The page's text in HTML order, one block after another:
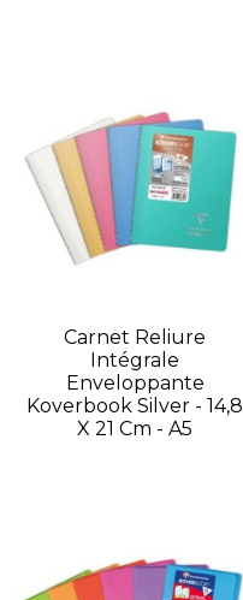
Carnet Reliure
Intégrale
Enveloppante
Koverbook Silver - 14,8
X 21 Cm - A5